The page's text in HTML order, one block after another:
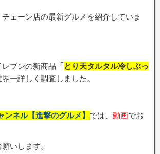
ェーン店の最新グルメを紹介していま
ブンの新商品 「とり天タルタル冷しぶっ
界一詳しく調査しました。
ネル【進撃のグルメ】 では、 動画でお
願いします。